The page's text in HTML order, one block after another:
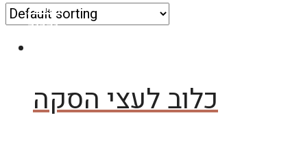
אודות
גלריה
כלוב לעצי הסקה